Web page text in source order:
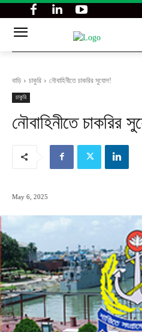
বাড়ি চাকুরি নৌবাহিনীতে চাকরির সুযোগ!
চাকুরি
নৌবাহিনীতে চাকরির
May 6, 2025